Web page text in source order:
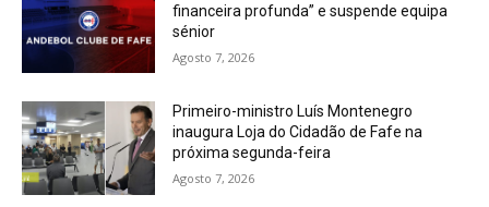
financeira profunda” e suspende equipa
sénior
Agosto 7, 2026
Primeiro-ministro Luís Montenegro
inaugura Loja do Cidadão de Fafe na
próxima segunda-feira
Agosto 7, 2026